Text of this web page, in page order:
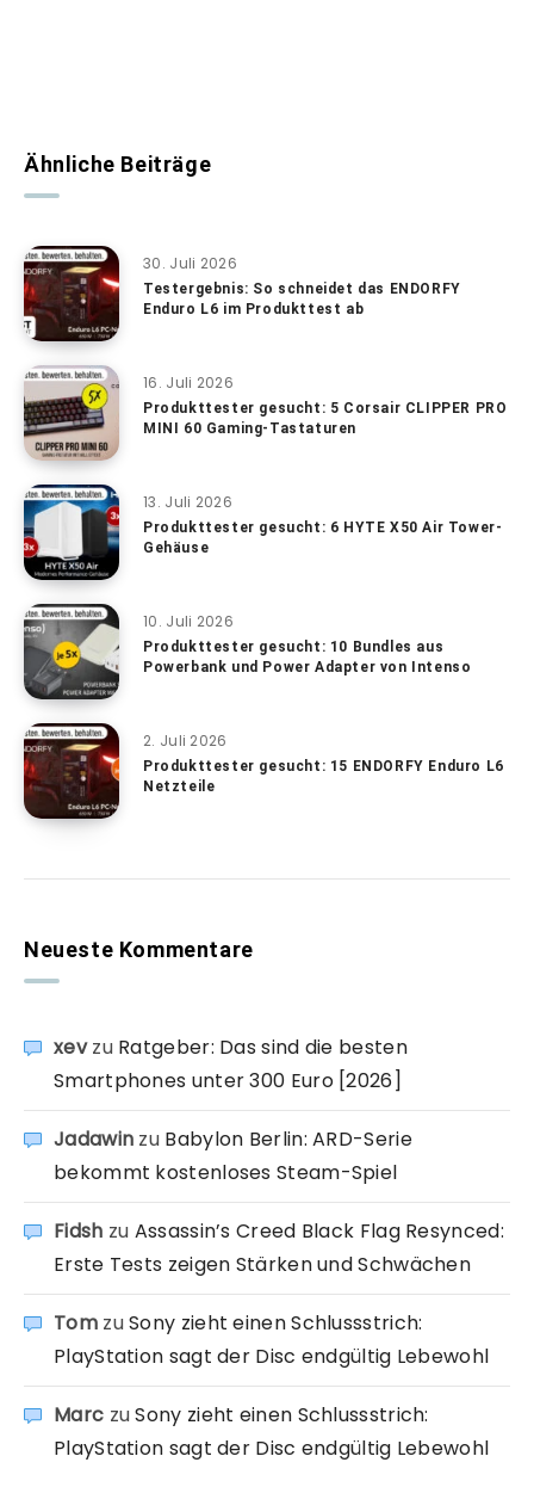
Ähnliche Beiträge
30. Juli 2026
Testergebnis: So schneidet das ENDORFY
Enduro L6 im Produkttest ab
16. Juli 2026
Produkttester gesucht: 5 Corsair CLIPPER PRO
MINI 60 Gaming-Tastaturen
13. Juli 2026
Produkttester gesucht: 6 HYTE X50 Air Tower-
Gehäuse
10. Juli 2026
Produkttester gesucht: 10 Bundles aus
Powerbank und Power Adapter von Intenso
2. Juli 2026
Produkttester gesucht: 15 ENDORFY Enduro L6
Netzteile
Neueste Kommentare
xevzu Ratgeber: Das sind die besten
Smartphones unter 300 Euro [2026]
Jadawin zu Babylon Berlin: ARD-Serie
bekommt kostenloses Steam-Spiel
Fidsh zu Assassin’s Creed Black Flag Resynced:
Erste Tests zeigen Stärken und Schwächen
TomzuSony zieht einen Schlussstrich:
PlayStation sagt der Disc endgültig Lebewohl
Marc zuSony zieht einen Schlussstrich:
PlayStation sagt der Disc endgültig Lebewohl